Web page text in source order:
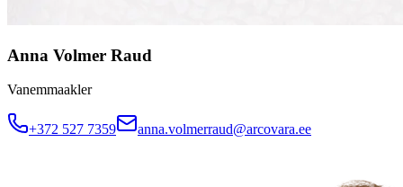
Anna Volmer Raud
Vanemmaakler
+372 527 7359 anna.volmerraud@arcovara.ee